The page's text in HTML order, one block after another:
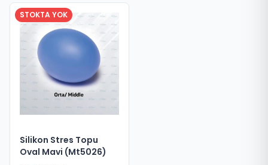
STOKTA YOK
Silikon Stres Topu
Oval Mavi (Mt5026)